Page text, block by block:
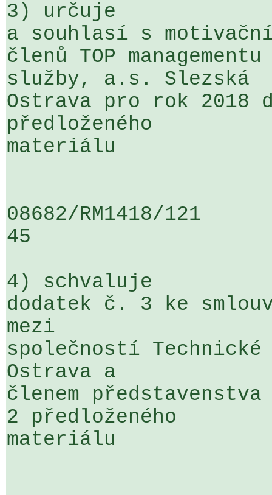
3) určuje
a souhlasí s
členů TOP
služby, a.s. Slezská
Ostrava pro rok
předloženého
materiálu
08682/RM1418/
45
4) schvaluje
dodatek č. 3 ke
mezi
společností
Ostrava a
členem
2 předloženého
materiálu